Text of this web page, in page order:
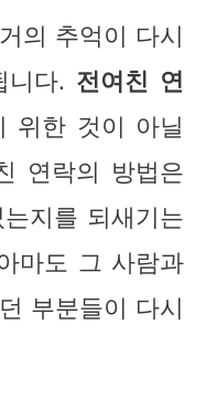
의 추억이 다시
니다. 전여친 연
위한 것이 아닐
연락의 방법은
지를 되새기는
마도 그 사람과
부분들이 다시